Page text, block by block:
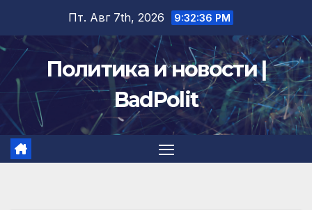
содержимому
Пт. Авг 7th, 2026 9:32:36 PM
Политика и новости |
BadPolit